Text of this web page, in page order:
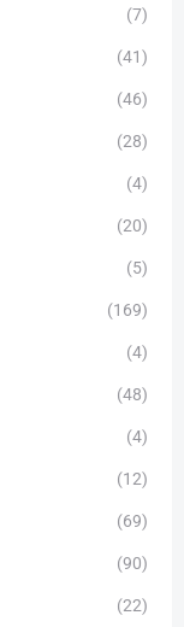
(7)
(41)
(46)
(28)
(4)
(20)
(5)
(169)
(4)
(48)
(4)
(12)
(69)
(90)
(22)